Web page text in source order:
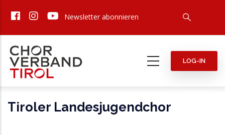
zum
Newsletter abonnieren
LOG-IN
Tiroler Landesjugendchor